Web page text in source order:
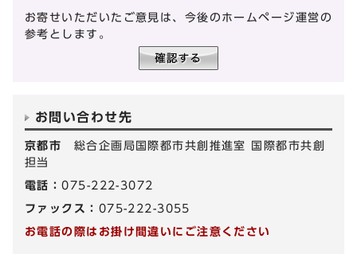
お寄せいただいたご意見は、今後のホームページ運営の
参考とします。
お問い合わせ先
京都市 総合企画局国際都市共創推進室 国際都市共創
担当
電話：075-222-3072
ファックス： 075-222-3055
お電話の際はお掛け間違いにご注意ください